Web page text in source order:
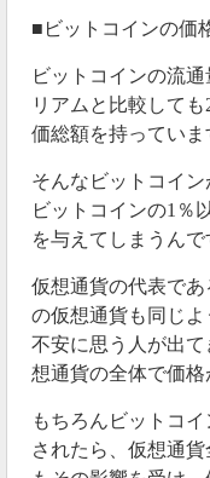
■ビットコインの価
ビットコインの流
リアムと比較して
価総額を持っていま
そんなビットコイ
ビットコインの1％
を与えてしまうんで
仮想通貨の代表で
の仮想通貨も同じ
不安に思う人が出
想通貨の全体で価格
もちろんビットコ
されたら、仮想通